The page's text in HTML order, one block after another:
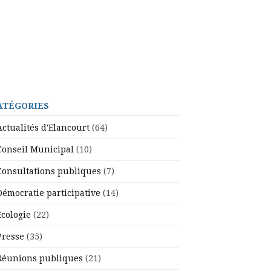
d'Elancourt (64)
Municipal (10)
publiques (7)
participative (14)
(22)
(35)
publiques (21)